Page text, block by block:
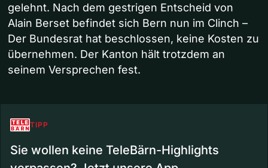
gelehnt. Nach dem gestrigen Entscheid von
Alain Berset befindet sich Bern nun im Clinch –
Der Bundesrat hat beschlossen, keine Kosten zu
übernehmen. Der Kanton hält trotzdem an
seinem Versprechen fest.
TIPP
Sie wollen keine TeleBärn-Highlights